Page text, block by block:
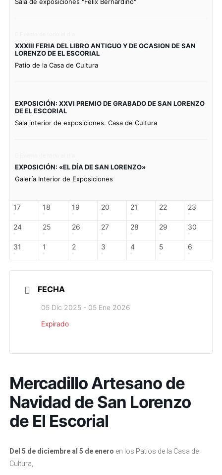
XXXIII FERIA DEL LIBRO ANTIGUO Y DE OCASION DE SAN
LORENZO DE EL ESCORIAL
Patio de la Casa de Cultura
EXPOSICIÓN: XXVI PREMIO DE GRABADO DE SAN LORENZO
DE EL ESCORIAL
Sala interior de exposiciones. Casa de Cultura
EXPOSICIÓN: «EL DÍA DE SAN LORENZO»
Galería Interior de Exposiciones
17 18 19 20 21 22 23
24 25 26 27 28 29 30
31 1 2 3 4 5 6
FECHA
05 Dic 2025- 05 Ene 2026
Expirado
Mercadillo Artesano de
Navidad de San Lorenzo
de El Escorial
Del 5 de diciembre al 5 de enero en los Patios de la Casa de
Cultura,